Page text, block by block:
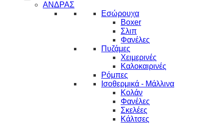
ΑΝΔΡΑΣ
Εσώρουχα
Boxer
Σλιπ
Φανέλες
Πυζάμες
Χειμερινές
Καλοκαιρινές
Ρόμπες
Ισοθερμικά - Μάλλινα
Κολάν
Φανέλες
Σκελέες
Κάλτσες